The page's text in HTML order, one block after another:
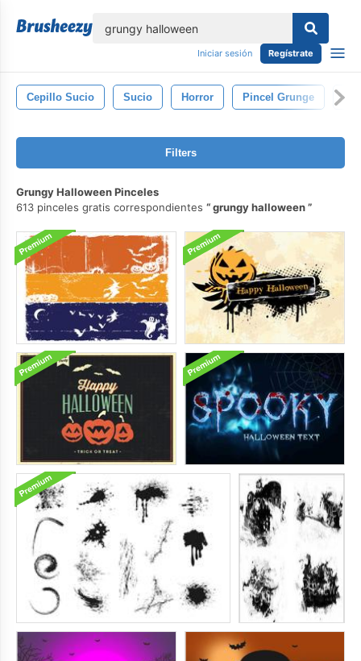
Iniciar sesión Regístrate
Cepillo Sucio Sucio Horror Pincel Grunge
Filters
Grungy Halloween Pinceles
613 pinceles gratis correspondientes
grungy halloween